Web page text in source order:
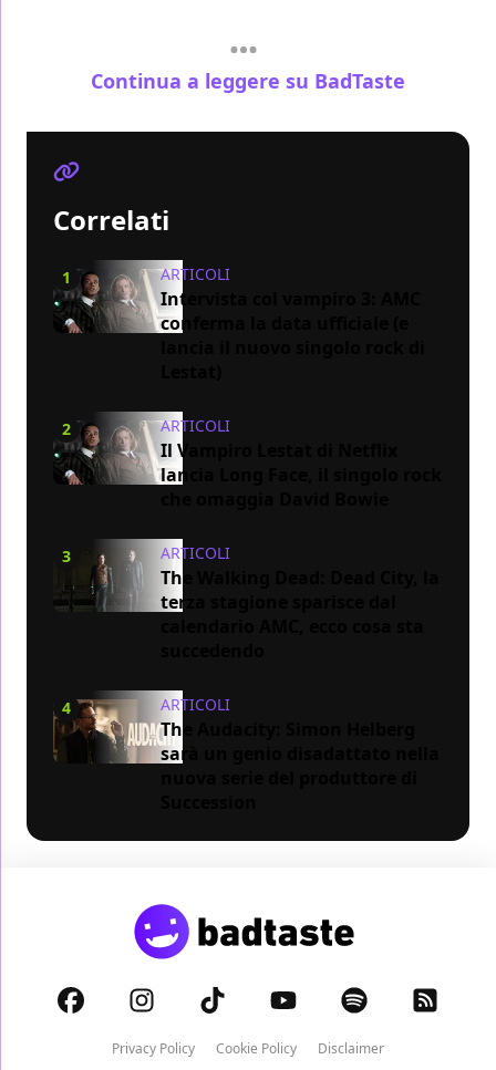
Continua a leggere su BadTaste
Correlati
1 ARTICOLI
Intervista col vampiro 3: AMC
conferma la data ufficiale (e
2 ARTICOLI
Il Vampiro Lestat di Netflix
lancia Long Face, il singolo rock
3 ARTICOLI
The Walking Dead: Dead City, la
terza stagione sparisce dal
4 ARTICOLI
The Audacity: Simon Helberg
sarà un genio disadattato nella
Privacy Policy Cookie Policy Disclaimer